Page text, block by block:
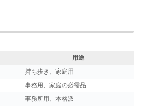
用途
持ち歩き、家庭用
事務用、家庭の必需品
事務所用、本格派